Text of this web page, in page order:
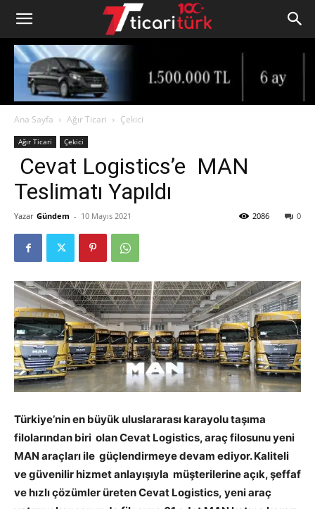
Ana Sayfa Ağır Ticari Çekici
Ağır Ticari Çekici
Cevat Logistics’e MAN
Teslimatı Yapıldı
Yazar Gündem - 10 Mayıs 2021 0
2086
Türkiye’nin en büyük uluslararası karayolu taşıma
filolarından biri olan Cevat Logistics, araç filosunu yeni
MAN araçları ile güçlendirmeye devam ediyor. Kaliteli
ve güvenilir hizmet anlayışıyla müşterilerine açık, şeffaf
ve hızlı çözümler üreten Cevat Logistics, yeni araç